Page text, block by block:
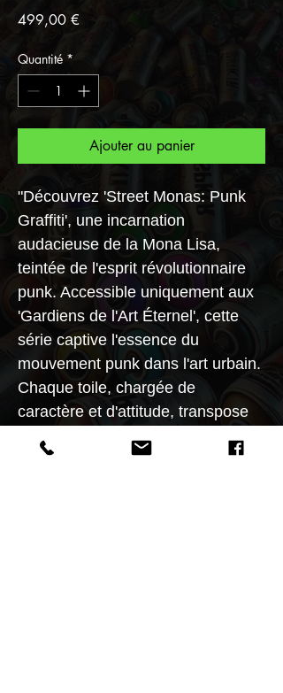
499,00 €
Quantité *
Ajouter au panier
"Découvrez 'Street Monas: Punk
Graffiti', une incarnation
audacieuse de la Mona Lisa,
teintée de l'esprit révolutionnaire
punk. Accessible uniquement aux
'Gardiens de l'Art Éternel', cette
série captive l'essence du
mouvement punk dans l'art urbain.
Chaque toile, chargée de
caractère et d'attitude, transpose
de la contre-culture. C'est un